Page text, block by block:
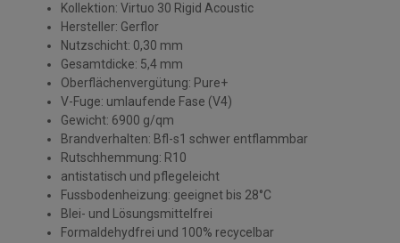
Kollektion: Virtuo 30 Rigid Acoustic
Hersteller: Gerflor
Nutzschicht: 0,30 mm
Gesamtdicke: 5,4 mm
Oberflächenvergütung: Pure+
V-Fuge: umlaufende Fase (V4)
Gewicht: 6900 g/qm
Brandverhalten: Bfl-s1 schwer entflammbar
Rutschhemmung: R10
antistatisch und pflegeleicht
Fussbodenheizung: geeignet bis 28°C
Blei- und Lösungsmittelfrei
Formaldehydfrei und 100% recycelbar